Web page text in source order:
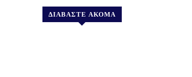
ΔΙΑΒΑΣΤΕ ΑΚΟΜΑ